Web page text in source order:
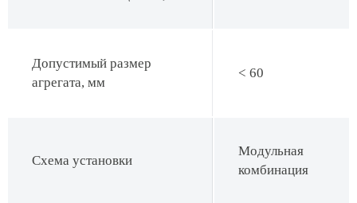
Допустимый размер
агрегата, мм
< 60
Схема установки
Модульная
комбинация